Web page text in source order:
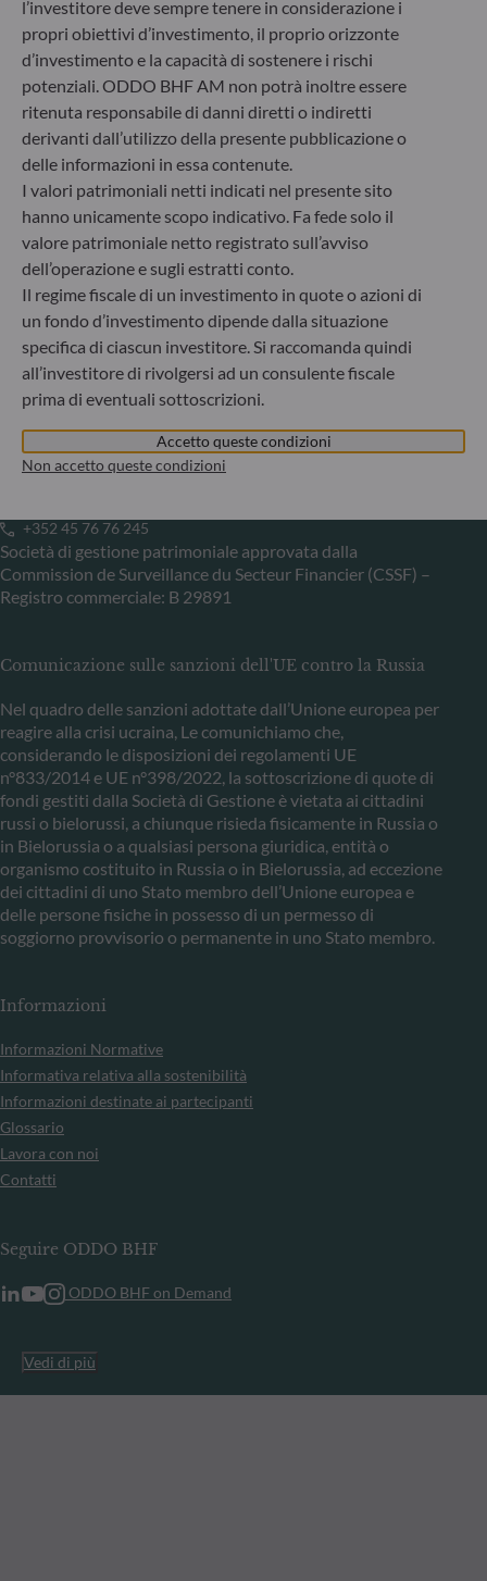
Herzogstraße 15
40217 Düsseldorf
Germania
+49 (0) 211 239 24 01
Gallusanlage 8
60329 Frankfurt am Main
Germania
+49 (0) 69 920 50 0
Società di gestione del risparmio autorizzata dal
Bundesanstalt für Finanzdienstleistungsaufsicht (“BaFin”)
Registro delle imprese : HRB 11971 Tribunale distrettuale
di Düsseldorf
ODDO BHF Asset Management LUX
6, rue Gabriel Lippmann
L-5365 Munsbach
+352 45 76 76 245
Società di gestione patrimoniale approvata dalla
Commission de Surveillance du Secteur Financier (CSSF) –
Registro commerciale: B 29891
Comunicazione sulle sanzioni dell'UE contro la Russia
Nel quadro delle sanzioni adottate dall’Unione europea per
reagire alla crisi ucraina, Le comunichiamo che,
considerando le disposizioni dei regolamenti UE
n°833/2014 e UE n°398/2022, la sottoscrizione di quote di
fondi gestiti dalla Società di Gestione è vietata ai cittadini
russi o bielorussi, a chiunque risieda fisicamente in Russia o
in Bielorussia o a qualsiasi persona giuridica, entità o
organismo costituito in Russia o in Bielorussia, ad eccezione
dei cittadini di uno Stato membro dell’Unione europea e
delle persone fisiche in possesso di un permesso di
soggiorno provvisorio o permanente in uno Stato membro.
Informazioni
Informazioni Normative
Informativa relativa alla sostenibilità
Informazioni destinate ai partecipanti
Glossario
Lavora con noi
Contatti
Seguire ODDO BHF
ODDO BHF on Demand
Vedi di più
l’investitore deve sempre tenere in considerazione i
propri obiettivi d’investimento, il proprio orizzonte
d’investimento e la capacità di sostenere i rischi
potenziali. ODDO BHF AM non potrà inoltre essere
ritenuta responsabile di danni diretti o indiretti
derivanti dall’utilizzo della presente pubblicazione o
delle informazioni in essa contenute.
I valori patrimoniali netti indicati nel presente sito
hanno unicamente scopo indicativo. Fa fede solo il
valore patrimoniale netto registrato sull’avviso
dell’operazione e sugli estratti conto.
Il regime fiscale di un investimento in quote o azioni di
un fondo d’investimento dipende dalla situazione
specifica di ciascun investitore. Si raccomanda quindi
all’investitore di rivolgersi ad un consulente fiscale
prima di eventuali sottoscrizioni.
Accetto queste condizioni
Non accetto queste condizioni